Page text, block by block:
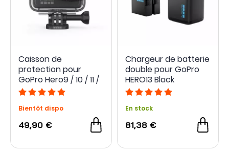
Caisson de
protection pour
GoPro Hero9 / 10 / 11 /
12 / 13
Bientôt dispo
49,90 €
Chargeur de batterie
double pour GoPro
HERO13 Black
En stock
81,38 €